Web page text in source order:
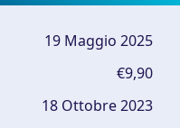
19 Maggio 2025
€9,90
18 Ottobre 2023